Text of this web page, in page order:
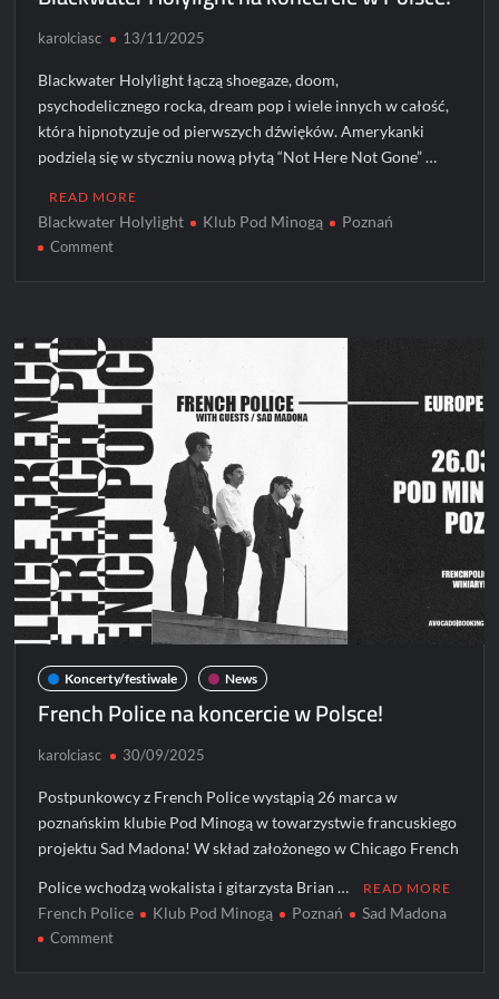
karolciasc 13/11/2025
Blackwater Holylight łączą shoegaze, doom,
psychodelicznego rocka, dream pop i wiele innych w całość,
która hipnotyzuje od pierwszych dźwięków. Amerykanki
podzielą się w styczniu nową płytą “Not Here Not Gone” …
READ MORE
Blackwater Holylight Klub Pod Minogą Poznań
Commenton
koncercie
w
Polsce!
Koncerty/festiwale News
French Police na koncercie w Polsce!
karolciasc 30/09/2025
Postpunkowcy z French Police wystąpią 26 marca w
poznańskim klubie Pod Minogą w towarzystwie francuskiego
projektu Sad Madona! W skład założonego w Chicago French
Police wchodzą wokalista i gitarzysta Brian … READ MORE
French Police Klub Pod Minogą Poznań Sad Madona
Commenton